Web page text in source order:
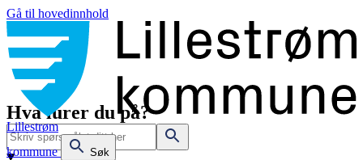
Gå til hovedinnhold
Lillestrøm
kommune
Søk
Hva lurer du på?